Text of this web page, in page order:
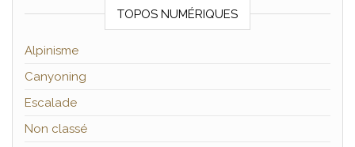
TOPOS NUMÉRIQUES
Alpinisme
Canyoning
Escalade
Non classé